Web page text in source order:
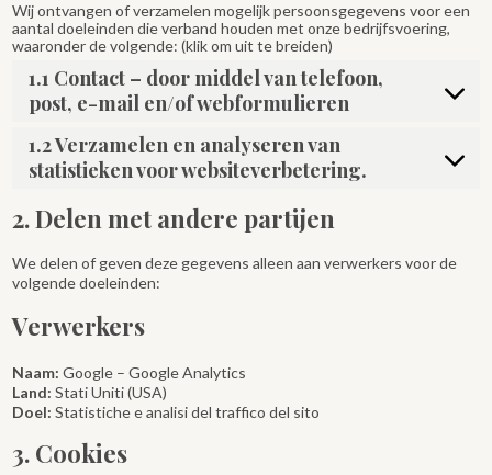
Wij ontvangen of verzamelen mogelijk persoonsgegevens voor een
aantal doeleinden die verband houden met onze bedrijfsvoering,
waaronder de volgende: (klik om uit te breiden)
1.1 Contact – door middel van telefoon,
post, e-mail en/of webformulieren
1.2 Verzamelen en analyseren van
statistieken voor websiteverbetering.
2. Delen met andere partijen
We delen of geven deze gegevens alleen aan verwerkers voor de
volgende doeleinden:
Verwerkers
Naam: Google – Google Analytics
Land: Stati Uniti (USA)
Doel: Statistiche e analisi del traffico del sito
3. Cookies